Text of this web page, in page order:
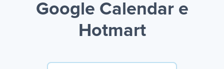
Google Calendar e
Hotmart